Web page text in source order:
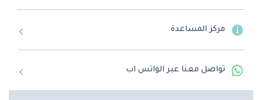
مركز المساعدة
تواصل معنا عبر الواتس اب